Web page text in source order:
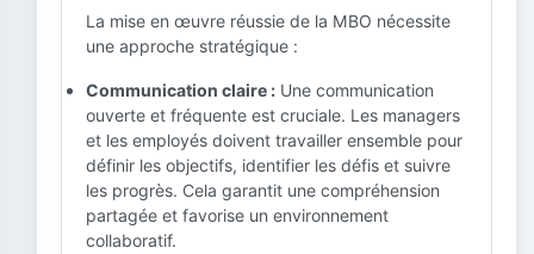
La mise en œuvre réussie de la MBO nécessite
une approche stratégique :
Communication claire : Une communication
ouverte et fréquente est cruciale. Les managers
et les employés doivent travailler ensemble pour
définir les objectifs, identifier les défis et suivre
les progrès. Cela garantit une compréhension
partagée et favorise un environnement
collaboratif.